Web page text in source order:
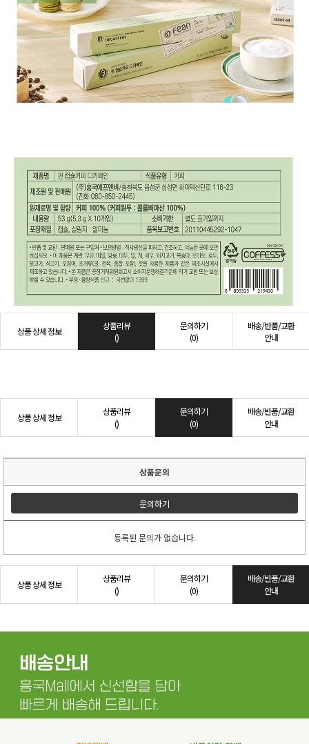
상품 상세 정보
상품리뷰
()
문의하기
(0)
배송/반품/교환
안내
상품 상세 정보
상품리뷰
()
문의하기
(0)
배송/반품/교환
안내
상품문의
문의하기
등록된 문의가 없습니다.
상품 상세 정보
상품리뷰
()
문의하기
(0)
배송/반품/교환
안내